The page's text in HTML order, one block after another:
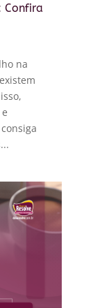
Confira
na